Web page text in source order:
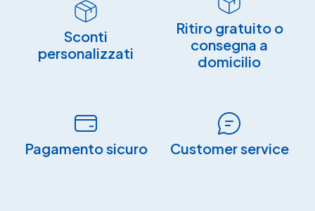
Sconti
personalizzati
Ritiro gratuito o
consegna a
domicilio
Pagamento sicuro​ Customer service